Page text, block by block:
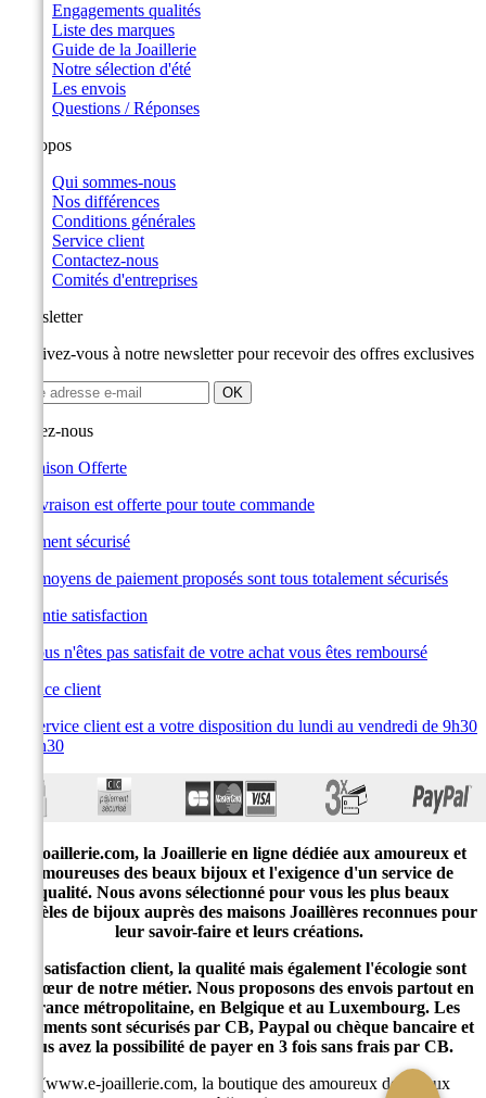
Engagements qualités
Liste des marques
Guide de la Joaillerie
Notre sélection d'été
Les envois
Questions / Réponses
A propos
Qui sommes-nous
Nos différences
Conditions générales
Service client
Contactez-nous
Comités d'entreprises
Newsletter
Inscrivez-vous à notre newsletter pour recevoir des offres exclusives
Suivez-nous
Livraison Offerte
La livraison est offerte pour toute commande
Paiement sécurisé
Les moyens de paiement proposés sont tous totalement sécurisés
Garantie satisfaction
Si vous n'êtes pas satisfait de votre achat vous êtes remboursé
Service client
Le service client est a votre disposition du lundi au vendredi de 9h30
à 19h30
E-joaillerie.com, la Joaillerie en ligne dédiée aux amoureux et
amoureuses des beaux bijoux et l'exigence d'un service de
qualité. Nous avons sélectionné pour vous les plus beaux
modèles de bijoux auprès des maisons Joaillères reconnues pour
leur savoir-faire et leurs créations.
La satisfaction client, la qualité mais également l'écologie sont
au cœur de notre métier. Nous proposons des envois partout en
France métropolitaine, en Belgique et au Luxembourg. Les
paiements sont sécurisés par CB, Paypal ou chèque bancaire et
vous avez la possibilité de payer en 3 fois sans frais par CB.
(www.e-joaillerie.com, la boutique des amoureux des beaux